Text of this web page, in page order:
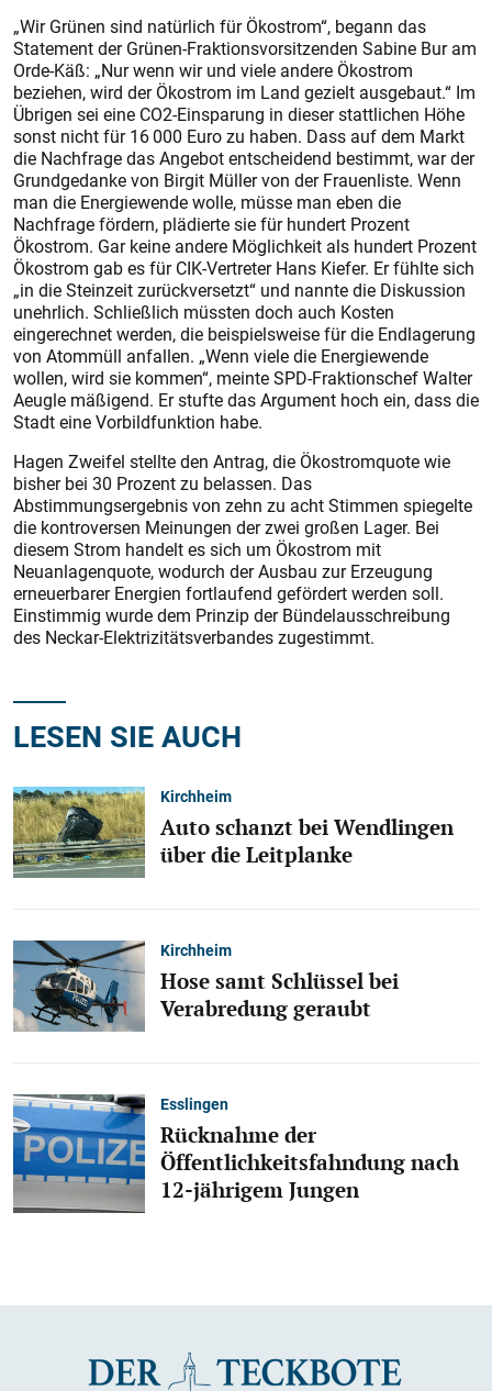
„Wir Grünen sind natürlich für Ökostrom“, begann das
Statement der Grünen-Fraktionsvorsitzenden Sabine Bur am
Orde-Käß: „Nur wenn wir und viele andere Ökostrom
beziehen, wird der Ökostrom im Land gezielt ausgebaut.“ Im
Übrigen sei eine CO2-Einsparung in dieser stattlichen Höhe
sonst nicht für 16 000 Euro zu haben. Dass auf dem Markt
die Nachfrage das Angebot entscheidend bestimmt, war der
Grundgedanke von Birgit Müller von der Frauenliste. Wenn
man die Energiewende wolle, müsse man eben die
Nachfrage fördern, plädierte sie für hundert Prozent
Ökostrom. Gar keine andere Möglichkeit als hundert Prozent
Ökostrom gab es für CIK-Vertreter Hans Kiefer. Er fühlte sich
„in die Steinzeit zurückversetzt“ und nannte die Diskussion
unehrlich. Schließlich müssten doch auch Kosten
eingerechnet werden, die beispielsweise für die Endlagerung
von Atommüll anfallen. „Wenn viele die Energiewende
wollen, wird sie kommen“, meinte SPD-Fraktionschef Walter
Aeugle mäßigend. Er stufte das Argument hoch ein, dass die
Stadt eine Vorbildfunktion habe.
Hagen Zweifel stellte den Antrag, die Ökostromquote wie
bisher bei 30 Prozent zu belassen. Das
Abstimmungsergebnis von zehn zu acht Stimmen spiegelte
die kontroversen Meinungen der zwei großen Lager. Bei
diesem Strom handelt es sich um Ökostrom mit
Neuanlagenquote, wodurch der Ausbau zur Erzeugung
erneuerbarer Energien fortlaufend gefördert werden soll.
Einstimmig wurde dem Prinzip der Bündelausschreibung
des Neckar-Elektrizitätsverbandes zugestimmt.
LESEN SIE AUCH
Kirchheim
Auto schanzt bei Wendlingen
über die Leitplanke
Kirchheim
Hose samt Schlüssel bei
Verabredung geraubt
Esslingen
Rücknahme der
Öffentlichkeitsfahndung nach
12-jährigem Jungen